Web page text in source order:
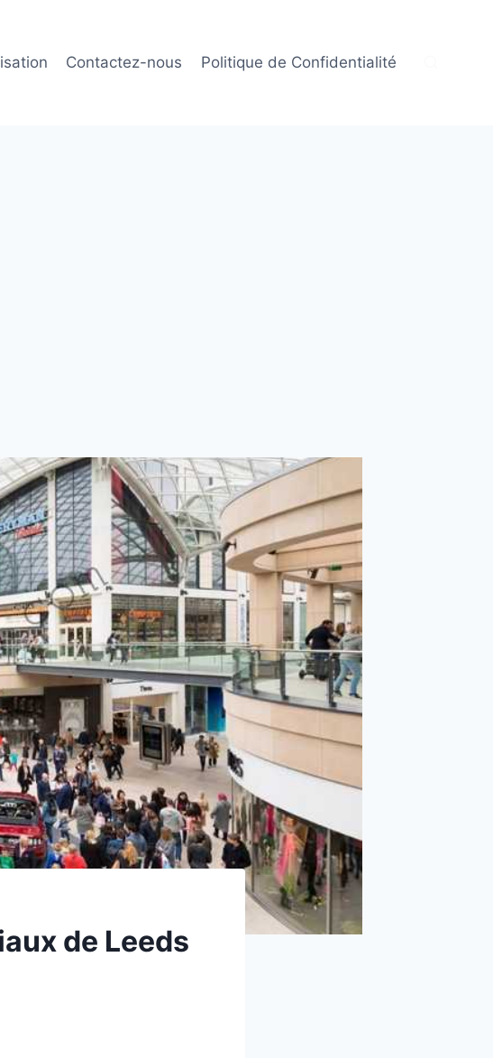
Contactez-nous Politique de Confidentialité
de Leeds